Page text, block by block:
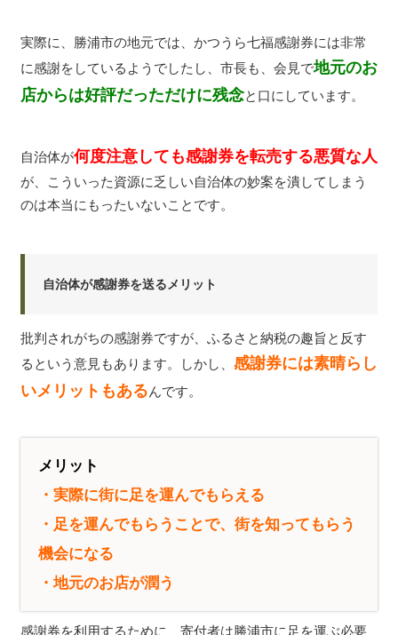
実際に、勝浦市の地元では、かつうら七福感謝券には非常
に感謝をしているようでしたし、市長も、会見で地元のお
店からは好評だっただけに残念と口にしています。
自治体が何度注意しても感謝券を転売する悪質な人
が、こういった資源に乏しい自治体の妙案を潰してしまう
のは本当にもったいないことです。
自治体が感謝券を送るメリット
批判されがちの感謝券ですが、ふるさと納税の趣旨と反す
るという意見もあります。しかし、 感謝券には素晴らし
いメリットもあるんです。
メリット
・実際に街に足を運んでもらえる
・足を運んでもらうことで、街を知ってもらう
機会になる
・地元のお店が潤う
感謝券を利用するために、寄付者は勝浦市に足を運ぶ必要